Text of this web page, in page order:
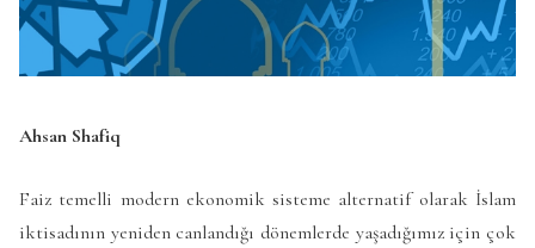
Ahsan Shafiq
Faiz temelli modern ekonomik sisteme alternatif olarak İslam
iktisadının yeniden canlandığı dönemlerde yaşadığımız için çok